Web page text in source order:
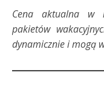
Cena aktualna w
pakietów
dynamicznie i mogą